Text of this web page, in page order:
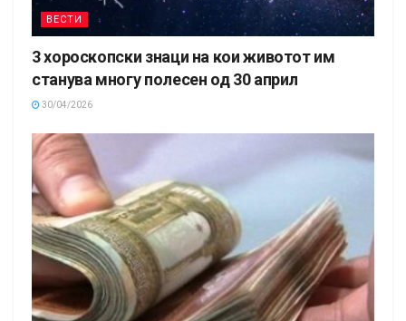
ВЕСТИ
3 хороскопски знаци на кои животот им
станува многу полесен од 30 април
30/04/2026